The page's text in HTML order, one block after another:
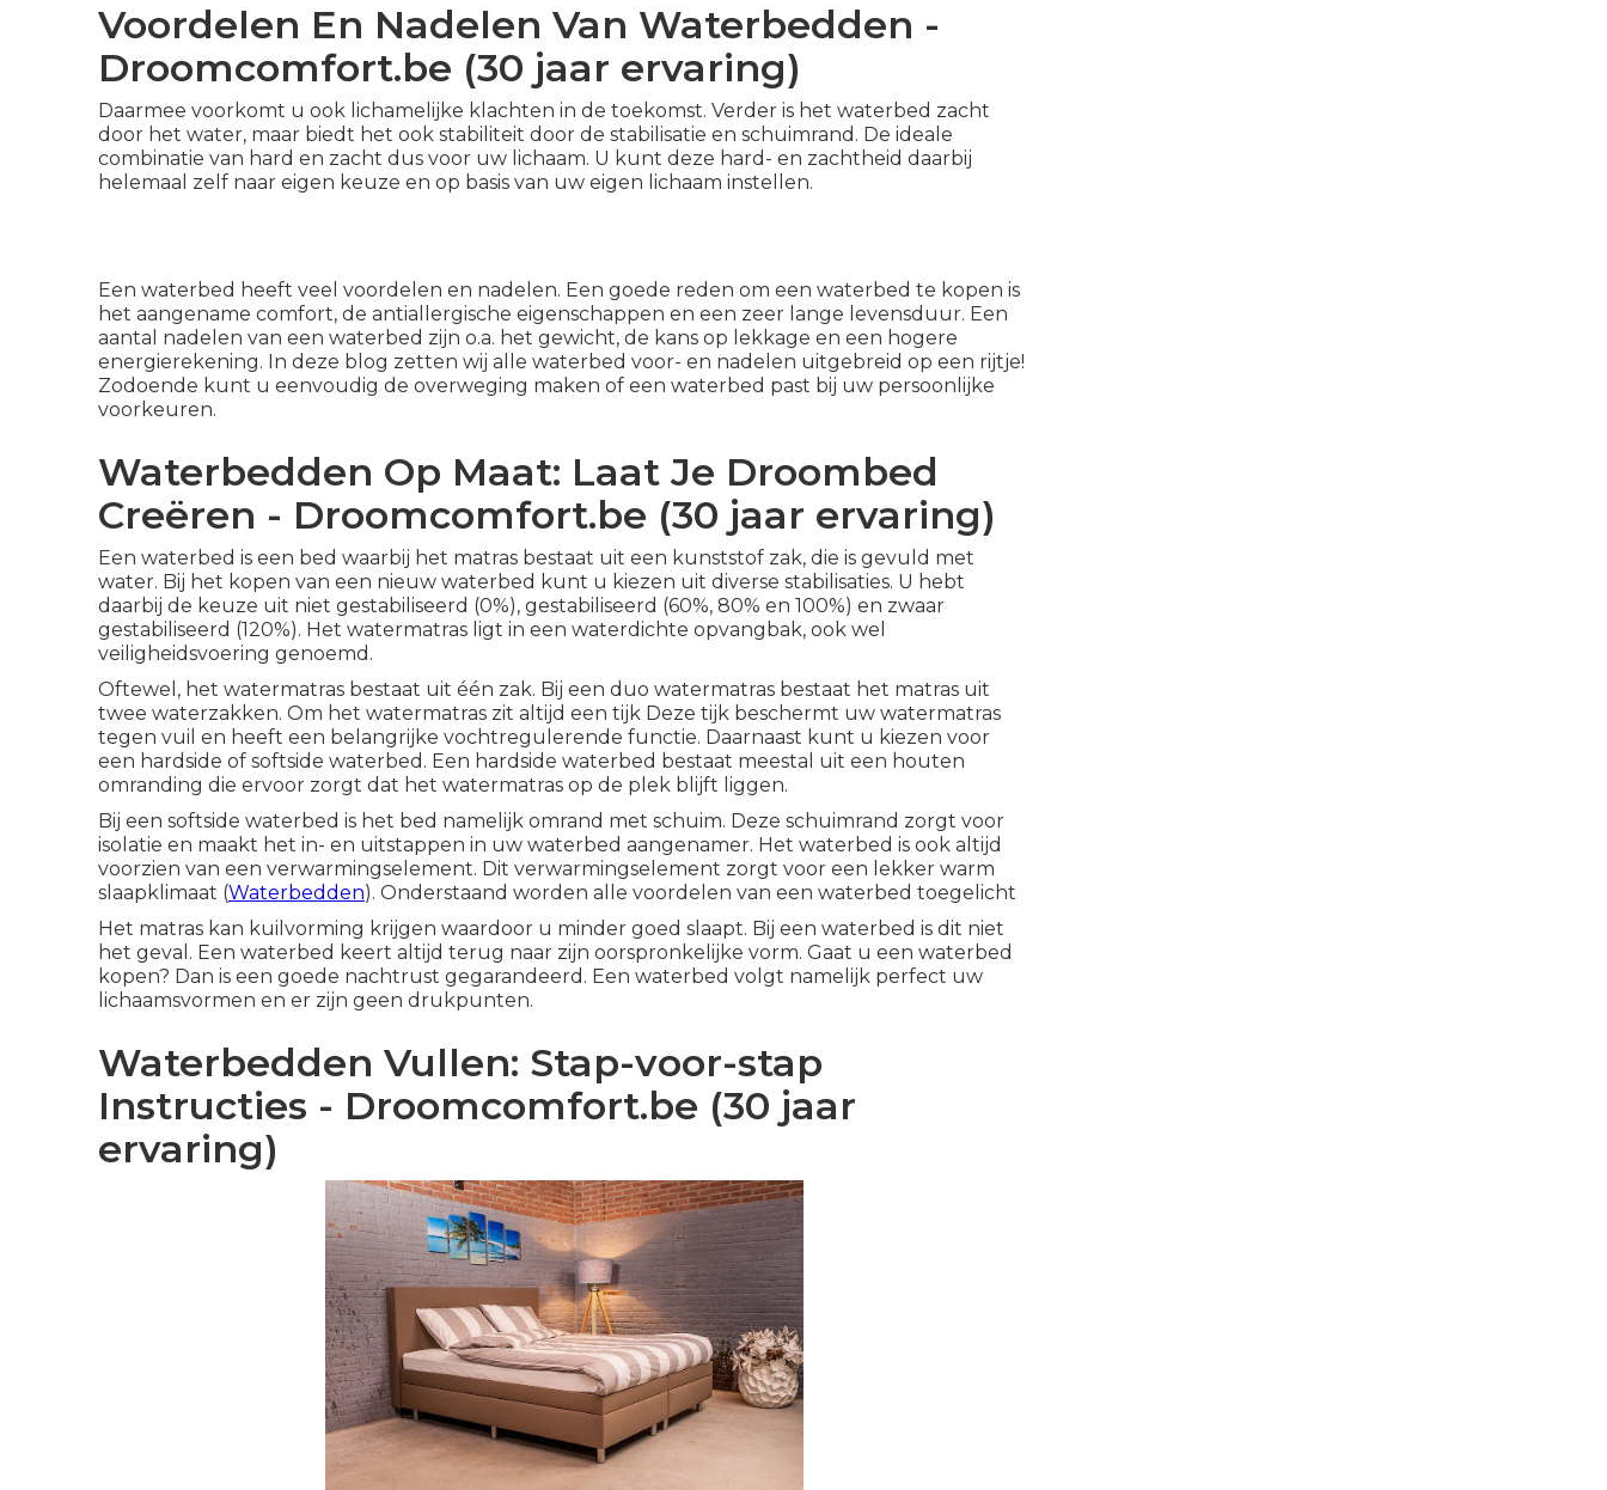
Voordelen En Nadelen Van Waterbedden -
Droomcomfort.be (30 jaar ervaring)
Daarmee voorkomt u ook lichamelijke klachten in de toekomst. Verder is het waterbed zacht
door het water, maar biedt het ook stabiliteit door de stabilisatie en schuimrand. De ideale
combinatie van hard en zacht dus voor uw lichaam. U kunt deze hard- en zachtheid daarbij
helemaal zelf naar eigen keuze en op basis van uw eigen lichaam instellen.
Een waterbed heeft veel voordelen en nadelen. Een goede reden om een waterbed te kopen is
het aangename comfort, de antiallergische eigenschappen en een zeer lange levensduur. Een
aantal nadelen van een waterbed zijn o.a. het gewicht, de kans op lekkage en een hogere
energierekening. In deze blog zetten wij alle waterbed voor- en nadelen uitgebreid op een rijtje!
Zodoende kunt u eenvoudig de overweging maken of een waterbed past bij uw persoonlijke
voorkeuren.
Waterbedden Op Maat: Laat Je Droombed
Creëren - Droomcomfort.be (30 jaar ervaring)
Een waterbed is een bed waarbij het matras bestaat uit een kunststof zak, die is gevuld met
water. Bij het kopen van een nieuw waterbed kunt u kiezen uit diverse stabilisaties. U hebt
daarbij de keuze uit niet gestabiliseerd (0%), gestabiliseerd (60%, 80% en 100%) en zwaar
gestabiliseerd (120%). Het watermatras ligt in een waterdichte opvangbak, ook wel
veiligheidsvoering genoemd.
Oftewel, het watermatras bestaat uit één zak. Bij een duo watermatras bestaat het matras uit
twee waterzakken. Om het watermatras zit altijd een tijk Deze tijk beschermt uw watermatras
tegen vuil en heeft een belangrijke vochtregulerende functie. Daarnaast kunt u kiezen voor
een hardside of softside waterbed. Een hardside waterbed bestaat meestal uit een houten
omranding die ervoor zorgt dat het watermatras op de plek blijft liggen.
Bij een softside waterbed is het bed namelijk omrand met schuim. Deze schuimrand zorgt voor
isolatie en maakt het in- en uitstappen in uw waterbed aangenamer. Het waterbed is ook altijd
voorzien van een verwarmingselement. Dit verwarmingselement zorgt voor een lekker warm
slaapklimaat (Waterbedden). Onderstaand worden alle voordelen van een waterbed toegelicht
Het matras kan kuilvorming krijgen waardoor u minder goed slaapt. Bij een waterbed is dit niet
het geval. Een waterbed keert altijd terug naar zijn oorspronkelijke vorm. Gaat u een waterbed
kopen? Dan is een goede nachtrust gegarandeerd. Een waterbed volgt namelijk perfect uw
lichaamsvormen en er zijn geen drukpunten.
Waterbedden Vullen: Stap-voor-stap
Instructies - Droomcomfort.be (30 jaar
ervaring)